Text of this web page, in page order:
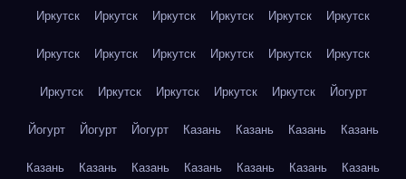
Иркутск Иркутск Иркутск Иркутск Иркутск Иркутск
Иркутск Иркутск Иркутск Иркутск Иркутск Иркутск
Иркутск Иркутск Иркутск Иркутск Иркутск Йогурт
Йогурт Йогурт Йогурт Казань Казань Казань Казань
Казань Казань Казань Казань Казань Казань Казань